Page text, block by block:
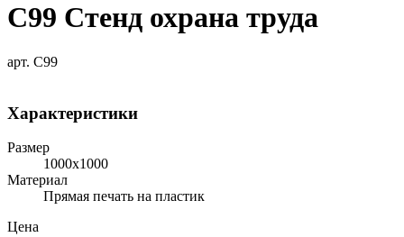
С99 Стенд охрана труда
арт. С99
Характеристики
Размер
1000х1000
Материал
Прямая печать на пластик
Цена